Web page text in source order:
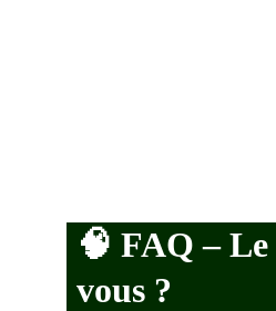
🧠 FAQ – Le
vous ?